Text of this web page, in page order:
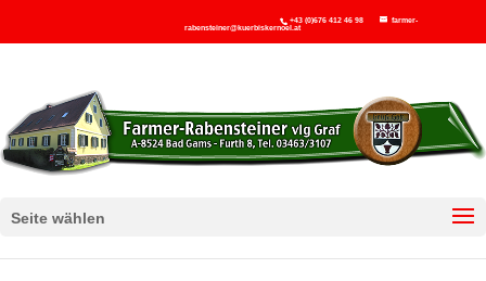
+43 (0)676 412 46 98
farmer-
rabensteiner@kuerbiskernoel.at
Seite wählen